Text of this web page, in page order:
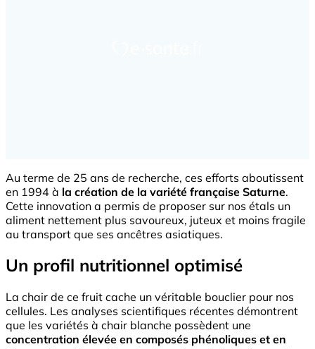
Au terme de 25 ans de recherche, ces efforts aboutissent
en 1994 à la création de la variété française Saturne.
Cette innovation a permis de proposer sur nos étals un
aliment nettement plus savoureux, juteux et moins fragile
au transport que ses ancêtres asiatiques.
Un profil nutritionnel optimisé
La chair de ce fruit cache un véritable bouclier pour nos
cellules. Les analyses scientifiques récentes démontrent
que les variétés à chair blanche possèdent une
concentration élevée en composés phénoliques et en